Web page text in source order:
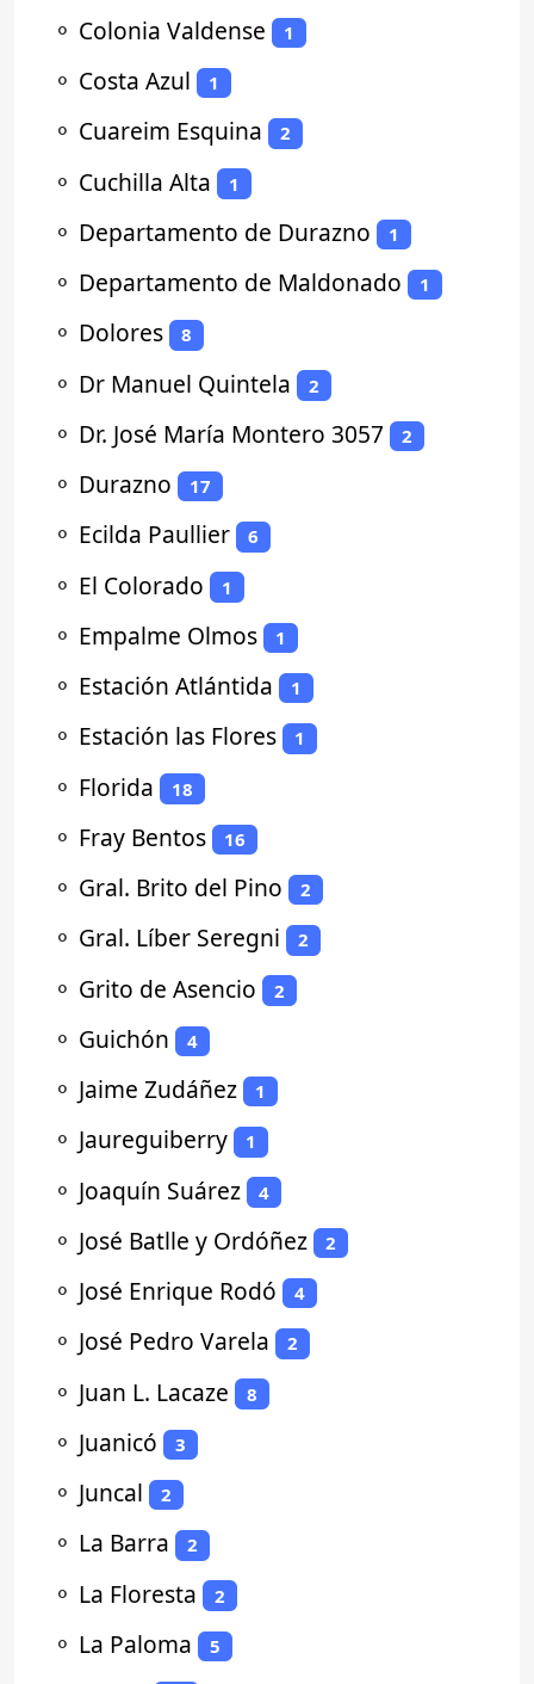
⚬ Colonia Valdense 1
⚬ Costa Azul 1
⚬ Cuareim Esquina 2
⚬ Cuchilla Alta 1
⚬ Departamento de Durazno 1
⚬ Departamento de Maldonado 1
⚬ Dolores 8
⚬ Dr Manuel Quintela 2
⚬ Dr. José María Montero 3057 2
⚬ Durazno 17
⚬ Ecilda Paullier 6
⚬ El Colorado 1
⚬ Empalme Olmos 1
⚬ Estación Atlántida 1
⚬ Estación las Flores 1
⚬ Florida 18
⚬ Fray Bentos 16
⚬ Gral. Brito del Pino 2
⚬ Gral. Líber Seregni 2
⚬ Grito de Asencio 2
⚬ Guichón 4
⚬ Jaime Zudáñez 1
⚬ Jaureguiberry 1
⚬ Joaquín Suárez 4
⚬ José Batlle y Ordóñez 2
⚬ José Enrique Rodó 4
⚬ José Pedro Varela 2
⚬ Juan L. Lacaze 8
⚬ Juanicó 3
⚬ Juncal 2
⚬ La Barra 2
⚬ La Floresta 2
⚬ La Paloma 5